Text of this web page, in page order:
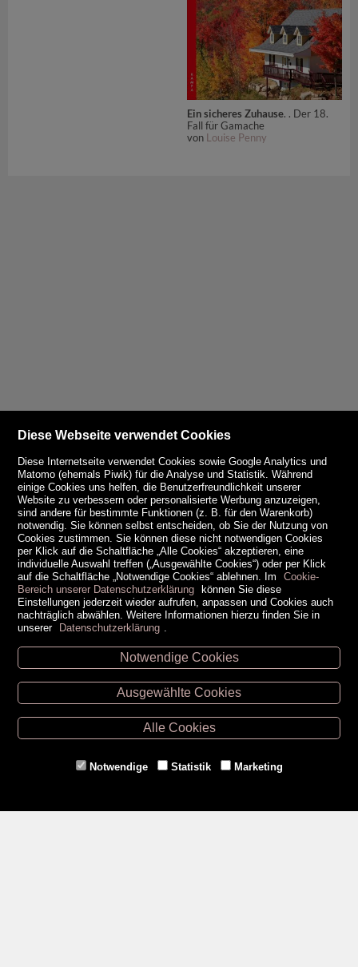
Ein sicheres Zuhause. . Der 18.
Fall für Gamache
von Louise Penny
Unsere Öffnungszeiten
Retz -02942/20433
Hollabrunn -02952/30057
Eggenburg -02984/3836
Gmünd -
Diese Webseite verwendet Cookies
Diese Internetseite verwendet Cookies sowie Google Analytics und
Matomo (ehemals Piwik) für die Analyse und Statistik. Während
einige Cookies uns helfen, die Benutzerfreundlichkeit unserer
Website zu verbessern oder personalisierte Werbung anzuzeigen,
sind andere für bestimmte Funktionen (z. B. für den Warenkorb)
notwendig. Sie können selbst entscheiden, ob Sie der Nutzung von
Cookies zustimmen. Sie können diese nicht notwendigen Cookies
per Klick auf die Schaltfläche „Alle Cookies“ akzeptieren, eine
individuelle Auswahl treffen („Ausgewählte Cookies“) oder per Klick
auf die Schaltfläche „Notwendige Cookies“ ablehnen. Im
Cookie-
Bereich unserer Datenschutzerklärung können Sie diese
Einstellungen jederzeit wieder aufrufen, anpassen und Cookies auch
nachträglich abwählen. Weitere Informationen hierzu finden Sie in
unserer Datenschutzerklärung
Notwendige Cookies
Ausgewählte Cookies
Alle Cookies
Notwendige Statistik Marketing